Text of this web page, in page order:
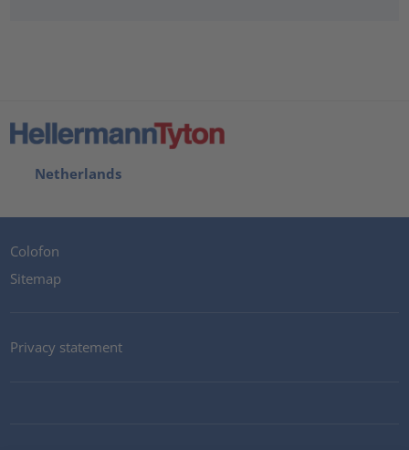
Netherlands
Colofon
Sitemap
Privacy statement